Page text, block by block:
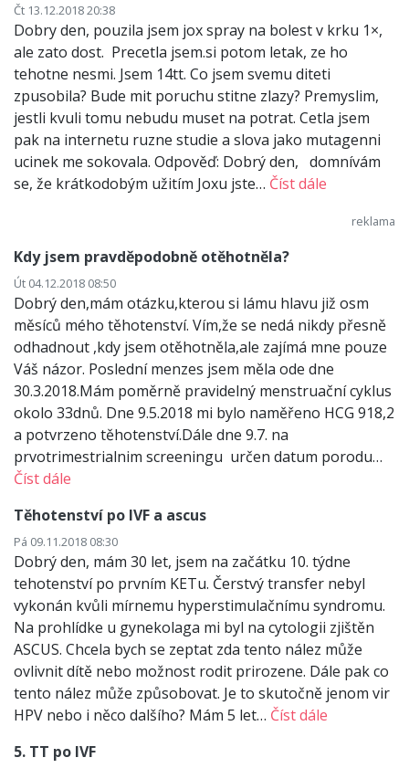
Čt 13.12.2018 20:38
Dobry den, pouzila jsem jox spray na bolest v krku 1×,
ale zato dost. Precetla jsem.si potom letak, ze ho
tehotne nesmi. Jsem 14tt. Co jsem svemu diteti
zpusobila? Bude mit poruchu stitne zlazy? Premyslim,
jestli kvuli tomu nebudu muset na potrat. Cetla jsem
pak na internetu ruzne studie a slova jako mutagenni
ucinek me sokovala. Odpověď: Dobrý den, domnívám
se, že krátkodobým užitím Joxu jste… Číst dále
Kdy jsem pravděpodobně otěhotněla?
Út 04.12.2018 08:50
Dobrý den,mám otázku,kterou si lámu hlavu již osm
měsíců mého těhotenství. Vím,že se nedá nikdy přesně
odhadnout ,kdy jsem otěhotněla,ale zajímá mne pouze
Váš názor. Poslední menzes jsem měla ode dne
30.3.2018.Mám poměrně pravidelný menstruační cyklus
okolo 33dnů. Dne 9.5.2018 mi bylo naměřeno HCG 918,2
a potvrzeno těhotenství.Dále dne 9.7. na
prvotrimestrialnim screeningu určen datum porodu…
Číst dále
Těhotenství po IVF a ascus
Pá 09.11.2018 08:30
Dobrý den, mám 30 let, jsem na začátku 10. týdne
tehotenství po prvním KETu. Čerstvý transfer nebyl
vykonán kvůli mírnemu hyperstimulačnímu syndromu.
Na prohlídke u gynekolaga mi byl na cytologii zjištěn
ASCUS. Chcela bych se zeptat zda tento nález může
ovlivnit dítě nebo možnost rodit prirozene. Dále pak co
tento nález může způsobovat. Je to skutočně jenom vir
HPV nebo i něco dalšího? Mám 5 let… Číst dále
5. TT po IVF